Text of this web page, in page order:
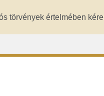
törvények értelmében